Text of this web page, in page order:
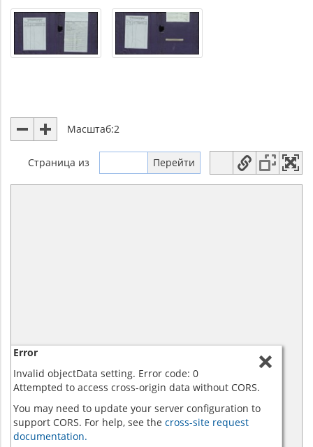
Масштаб:2
Страница из
Error
Invalid objectData setting. Error code: 0
Attempted to access cross-origin data without CORS.
You may need to update your server configuration to
support CORS. For help, see the cross-site request
documentation.